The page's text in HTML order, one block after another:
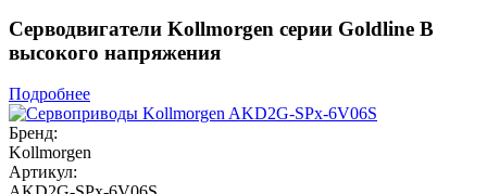
Серводвигатели Kollmorgen серии Goldline B
высокого напряжения
Подробнее
Бренд:
Kollmorgen
Артикул: